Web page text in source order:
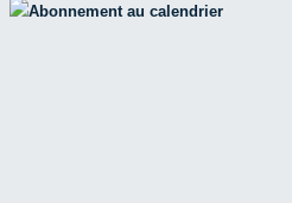
Abonnement au calendrier